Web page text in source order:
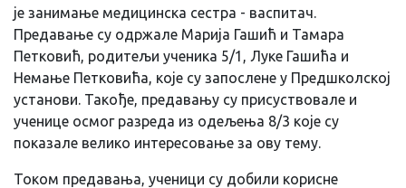
је занимање медицинска сестра - васпитач.
Предавање су одржале Марија Гашић и Тамара
Петковић, родитељи ученика 5/1, Луке Гашића и
Немање Петковића, које су запослене у Предшколској
установи. Такође, предавању су присуствовале и
ученице осмог разреда из одељења 8/3 које су
показале велико интересовање за ову тему.
Током предавања, ученици су добили корисне